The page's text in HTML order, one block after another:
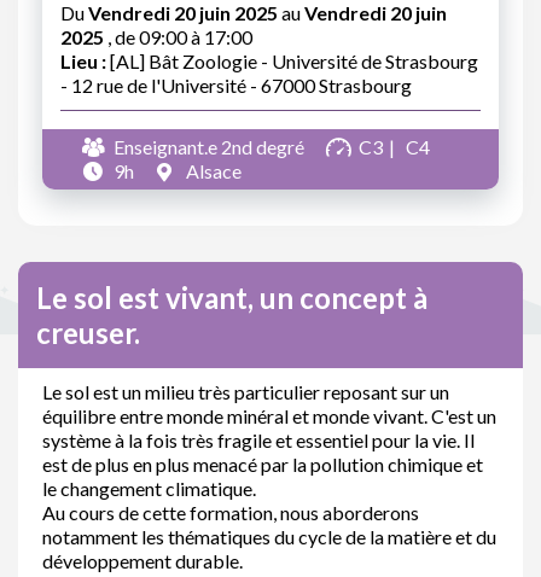
DuVendredi 20 juin 2025 auVendredi 20 juin
2025 , de 09:00 à 17:00
Lieu :[AL] Bât Zoologie - Université de Strasbourg
- 12 rue de l'Université - 67000 Strasbourg
Enseignant.e 2nd degré C3
C4
9h
Alsace
Le sol est vivant, un concept à
creuser.
Le sol est un milieu très particulier reposant sur un
équilibre entre monde minéral et monde vivant. C'est un
système à la fois très fragile et essentiel pour la vie. Il
est de plus en plus menacé par la pollution chimique et
le changement climatique.
Au cours de cette formation, nous aborderons
notamment les thématiques du cycle de la matière et du
développement durable.